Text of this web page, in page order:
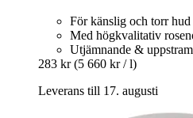
För känslig och torr hud
Med högkvalitativ
Utjämnande &
283 kr (5 660 kr / l)
Leverans till 17. augusti